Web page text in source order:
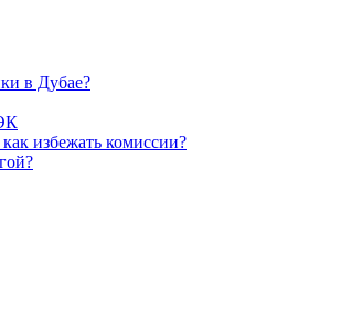
в Дубае?
избежать комиссии?